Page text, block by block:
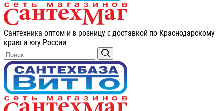
Сантехника оптом и в розницу с доставкой по Краснодарскому
краю и югу России